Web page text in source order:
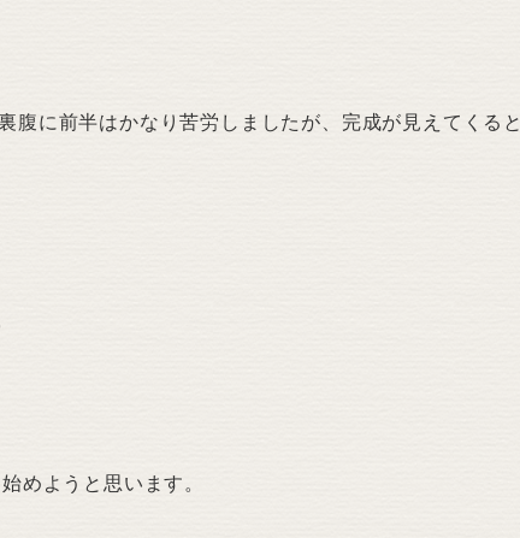
腹に前半はかなり苦労しましたが、完成が見えてくると
めようと思います。